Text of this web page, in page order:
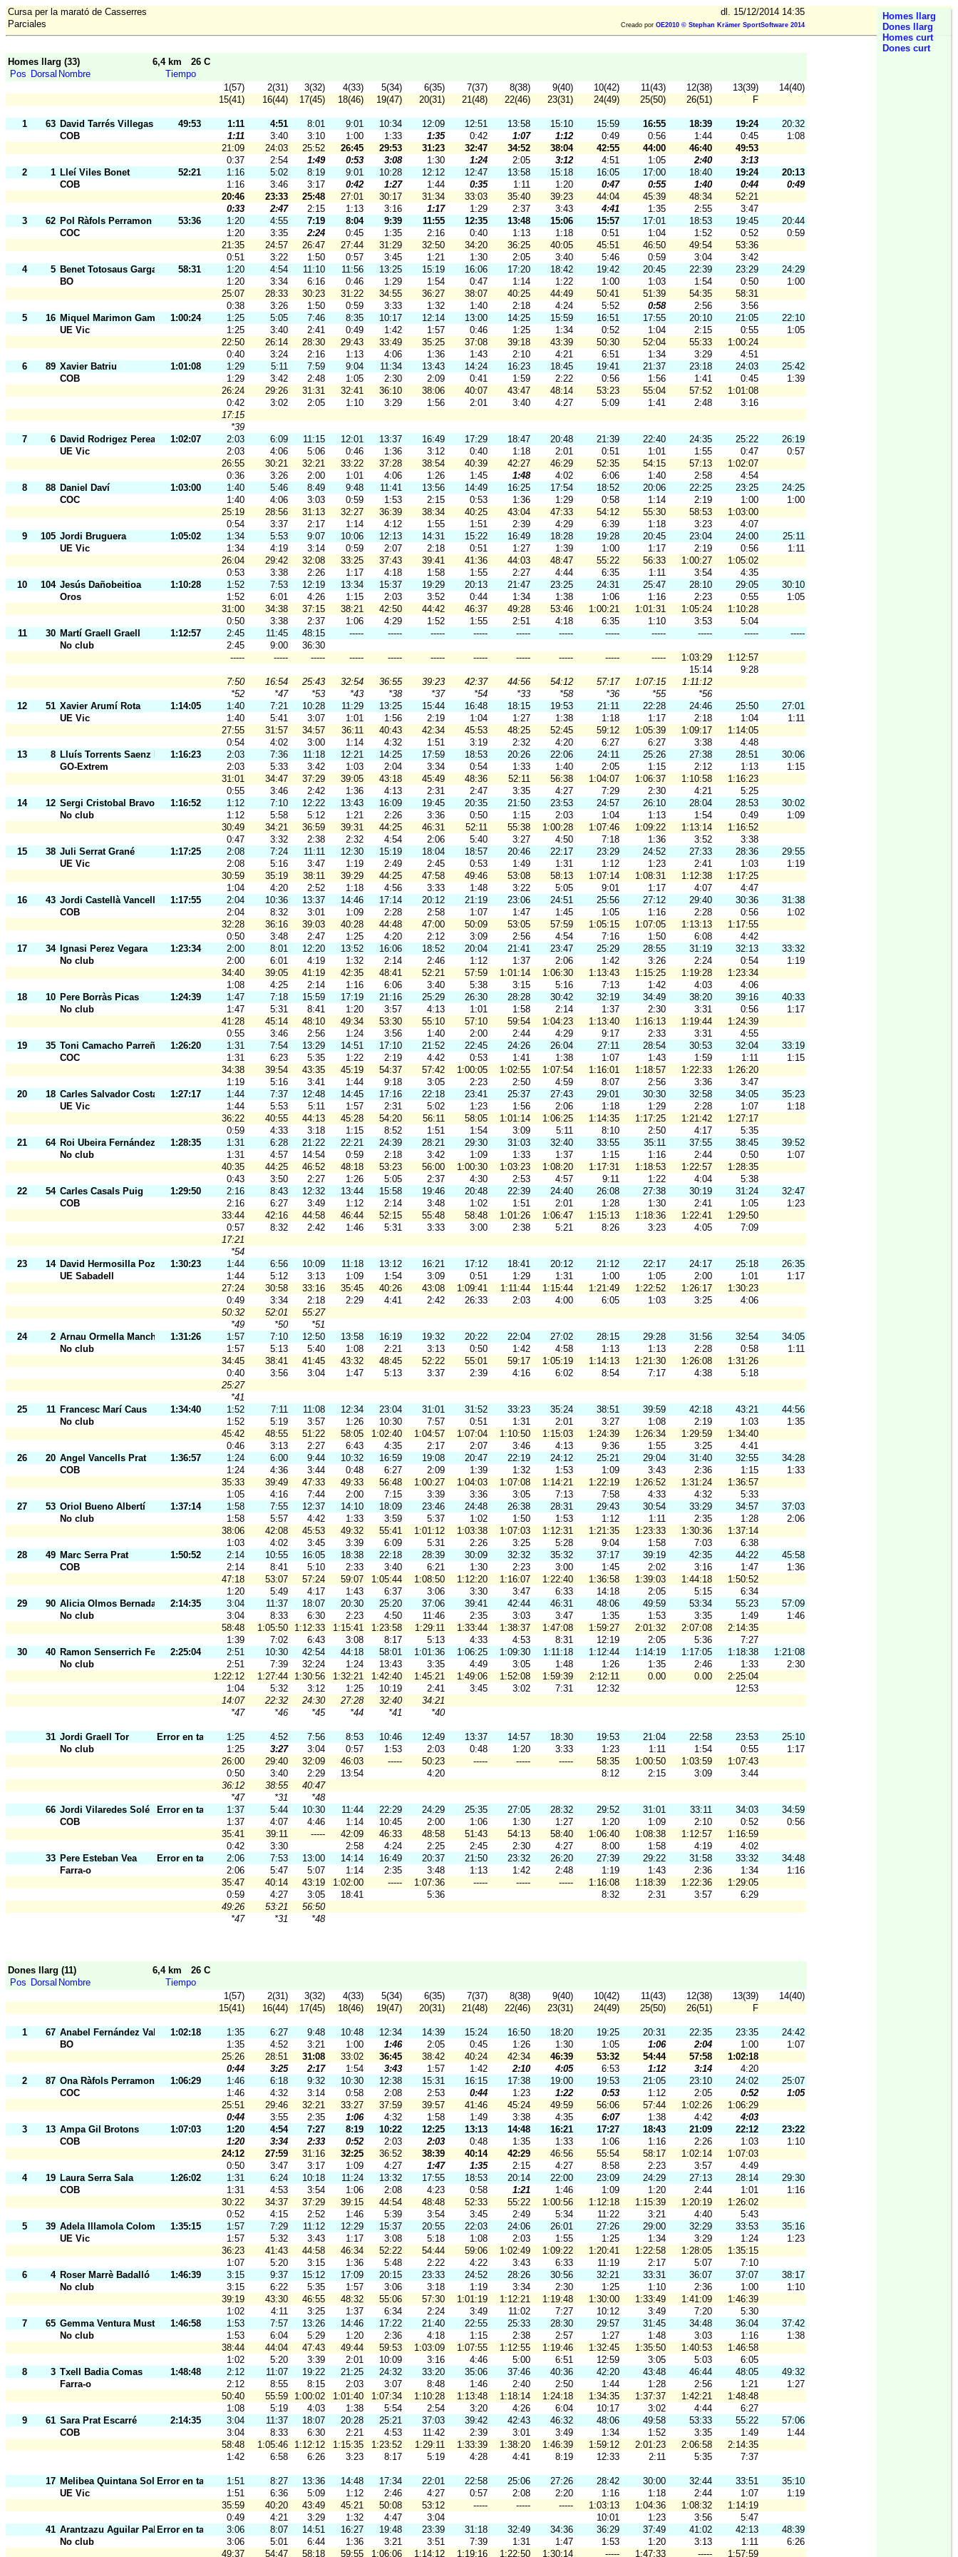
Cursa per la marató de Casserres
dl. 15/12/2014 14:35
Parciales
Creado por OE2010 © Stephan Krämer SportSoftware 2014
Homes llarg (33) 6,4 km
26 C
Pos Dorsal Nombre
Tiempo
1(57)
2(31) 3(32) 4(33) 5(34) 6(35) 7(37) 8(38) 9(40) 10(42) 11(43) 12(38) 13(39)
14(40)
15(41)
16(44) 17(45) 18(46) 19(47) 20(31) 21(48) 22(46) 23(31) 24(49) 25(50) 26(51) F
1 63 David Tarrés Villegas 49:53 1:11 4:51 8:01 9:01 10:34 12:09 12:51 13:58 15:10 15:59 16:55 18:39 19:24
20:32
COB
1:11 3:40 3:10 1:00 1:33 1:35 0:42 1:07 1:12 0:49 0:56 1:44 0:45
1:08
21:09
24:03 25:52 26:45 29:53 31:23 32:47 34:52 38:04 42:55 44:00 46:40
49:53
0:37
2:54 1:49 0:53 3:08 1:30 1:24 2:05 3:12 4:51 1:05 2:40
3:13
2
1 Lleí Viles Bonet 52:21 1:16 5:02 8:19 9:01 10:28 12:12 12:47 13:58 15:18 16:05 17:00 18:40 19:24
20:13
COB
1:16 3:46 3:17 0:42 1:27 1:44 0:35 1:11 1:20 0:47 0:55 1:40 0:44
0:49
20:46
23:33 25:48 27:01 30:17 31:34 33:03 35:40 39:23 44:04 45:39 48:34
52:21
0:33
2:47 2:15 1:13 3:16 1:17 1:29 2:37 3:43 4:41 1:35 2:55
3:47
3
62 Pol Ràfols Perramon 53:36 1:20 4:55 7:19 8:04 9:39 11:55 12:35 13:48 15:06 15:57 17:01 18:53 19:45
20:44
COC
1:20 3:35 2:24 0:45 1:35 2:16 0:40 1:13 1:18 0:51 1:04 1:52 0:52
0:59
21:35
24:57 26:47 27:44 31:29 32:50 34:20 36:25 40:05 45:51 46:50 49:54
53:36
0:51
3:22 1:50 0:57 3:45 1:21 1:30 2:05 3:40 5:46 0:59 3:04
3:42
4
5 Benet Totosaus Gargallo 58:31 1:20 4:54 11:10 11:56 13:25 15:19 16:06 17:20 18:42 19:42 20:45 22:39 23:29
24:29
BO
1:20 3:34 6:16 0:46 1:29 1:54 0:47 1:14 1:22 1:00 1:03 1:54 0:50
1:00
25:07
28:33 30:23 31:22 34:55 36:27 38:07 40:25 44:49 50:41 51:39 54:35
58:31
0:38
3:26 1:50 0:59 3:33 1:32 1:40 2:18 4:24 5:52 0:58 2:56
3:56
5
16 Miquel Marimon Gamell 1:00:24 1:25 5:05 7:46 8:35 10:17 12:14 13:00 14:25 15:59 16:51 17:55 20:10 21:05
22:10
UE Vic
1:25 3:40 2:41 0:49 1:42 1:57 0:46 1:25 1:34 0:52 1:04 2:15 0:55
1:05
22:50
26:14 28:30 29:43 33:49 35:25 37:08 39:18 43:39 50:30 52:04 55:33
1:00:24
0:40
3:24 2:16 1:13 4:06 1:36 1:43 2:10 4:21 6:51 1:34 3:29
4:51
6
89 Xavier Batriu 1:01:08 1:29 5:11 7:59 9:04 11:34 13:43 14:24 16:23 18:45 19:41 21:37 23:18 24:03
25:42
COB
1:29 3:42 2:48 1:05 2:30 2:09 0:41 1:59 2:22 0:56 1:56 1:41 0:45
1:39
26:24
29:26 31:31 32:41 36:10 38:06 40:07 43:47 48:14 53:23 55:04 57:52
1:01:08
0:42
3:02 2:05 1:10 3:29 1:56 2:01 3:40 4:27 5:09 1:41 2:48
3:16
17:15
*39
7
6 David Rodrigez Perea 1:02:07 2:03 6:09 11:15 12:01 13:37 16:49 17:29 18:47 20:48 21:39 22:40 24:35 25:22
26:19
UE Vic
2:03 4:06 5:06 0:46 1:36 3:12 0:40 1:18 2:01 0:51 1:01 1:55 0:47
0:57
26:55
30:21 32:21 33:22 37:28 38:54 40:39 42:27 46:29 52:35 54:15 57:13
1:02:07
0:36
3:26 2:00 1:01 4:06 1:26 1:45 1:48 4:02 6:06 1:40 2:58
4:54
8
88 Daniel Daví 1:03:00 1:40 5:46 8:49 9:48 11:41 13:56 14:49 16:25 17:54 18:52 20:06 22:25 23:25
24:25
COC
1:40 4:06 3:03 0:59 1:53 2:15 0:53 1:36 1:29 0:58 1:14 2:19 1:00
1:00
25:19
28:56 31:13 32:27 36:39 38:34 40:25 43:04 47:33 54:12 55:30 58:53
1:03:00
0:54
3:37 2:17 1:14 4:12 1:55 1:51 2:39 4:29 6:39 1:18 3:23
4:07
9
105 Jordi Bruguera 1:05:02 1:34 5:53 9:07 10:06 12:13 14:31 15:22 16:49 18:28 19:28 20:45 23:04 24:00
25:11
UE Vic
1:34 4:19 3:14 0:59 2:07 2:18 0:51 1:27 1:39 1:00 1:17 2:19 0:56
1:11
26:04
29:42 32:08 33:25 37:43 39:41 41:36 44:03 48:47 55:22 56:33 1:00:27
1:05:02
0:53
3:38 2:26 1:17 4:18 1:58 1:55 2:27 4:44 6:35 1:11 3:54
4:35
10
104 Jesús Dañobeitioa 1:10:28 1:52 7:53 12:19 13:34 15:37 19:29 20:13 21:47 23:25 24:31 25:47 28:10 29:05
30:10
Oros
1:52 6:01 4:26 1:15 2:03 3:52 0:44 1:34 1:38 1:06 1:16 2:23 0:55
1:05
31:00
34:38 37:15 38:21 42:50 44:42 46:37 49:28 53:46 1:00:21 1:01:31 1:05:24
1:10:28
0:50
3:38 2:37 1:06 4:29 1:52 1:55 2:51 4:18 6:35 1:10 3:53
5:04
11
30 Martí Graell Graell 1:12:57 2:45 11:45 48:15 ----- ----- ----- ----- ----- ----- ----- ----- ----- -----
-----
No club
2:45 9:00
36:30
-----
----- ----- ----- ----- ----- ----- ----- ----- ----- ----- 1:03:29
1:12:57
15:14
9:28
7:50
16:54 25:43 32:54 36:55 39:23 42:37 44:56 54:12 57:17 1:07:15
1:11:12
*52
*47 *53 *43 *38 *37 *54 *33 *58 *36 *55
*56
12
51 Xavier Arumí Rota 1:14:05 1:40 7:21 10:28 11:29 13:25 15:44 16:48 18:15 19:53 21:11 22:28 24:46 25:50
27:01
UE Vic
1:40 5:41 3:07 1:01 1:56 2:19 1:04 1:27 1:38 1:18 1:17 2:18 1:04
1:11
27:55
31:57 34:57 36:11 40:43 42:34 45:53 48:25 52:45 59:12 1:05:39 1:09:17
1:14:05
0:54
4:02 3:00 1:14 4:32 1:51 3:19 2:32 4:20 6:27 6:27 3:38
4:48
13
8 Lluís Torrents Saenz De Pablo
1:16:23 2:03 7:36 11:18 12:21 14:25 17:59 18:53 20:26 22:06 24:11 25:26 27:38 28:51
30:06
GO-Extrem
2:03 5:33 3:42 1:03 2:04 3:34 0:54 1:33 1:40 2:05 1:15 2:12 1:13
1:15
31:01
34:47 37:29 39:05 43:18 45:49 48:36 52:11 56:38 1:04:07 1:06:37 1:10:58
1:16:23
0:55
3:46 2:42 1:36 4:13 2:31 2:47 3:35 4:27 7:29 2:30 4:21
5:25
14
12 Sergi Cristobal Bravo 1:16:52 1:12 7:10 12:22 13:43 16:09 19:45 20:35 21:50 23:53 24:57 26:10 28:04 28:53
30:02
No club
1:12 5:58 5:12 1:21 2:26 3:36 0:50 1:15 2:03 1:04 1:13 1:54 0:49
1:09
30:49
34:21 36:59 39:31 44:25 46:31 52:11 55:38 1:00:28 1:07:46 1:09:22 1:13:14
1:16:52
0:47
3:32 2:38 2:32 4:54 2:06 5:40 3:27 4:50 7:18 1:36 3:52
3:38
15
38 Juli Serrat Grané 1:17:25 2:08 7:24 11:11 12:30 15:19 18:04 18:57 20:46 22:17 23:29 24:52 27:33 28:36
29:55
UE Vic
2:08 5:16 3:47 1:19 2:49 2:45 0:53 1:49 1:31 1:12 1:23 2:41 1:03
1:19
30:59
35:19 38:11 39:29 44:25 47:58 49:46 53:08 58:13 1:07:14 1:08:31 1:12:38
1:17:25
1:04
4:20 2:52 1:18 4:56 3:33 1:48 3:22 5:05 9:01 1:17 4:07
4:47
16
43 Jordi Castellà Vancells 1:17:55 2:04 10:36 13:37 14:46 17:14 20:12 21:19 23:06 24:51 25:56 27:12 29:40 30:36
31:38
COB
2:04 8:32 3:01 1:09 2:28 2:58 1:07 1:47 1:45 1:05 1:16 2:28 0:56
1:02
32:28
36:16 39:03 40:28 44:48 47:00 50:09 53:05 57:59 1:05:15 1:07:05 1:13:13
1:17:55
0:50
3:48 2:47 1:25 4:20 2:12 3:09 2:56 4:54 7:16 1:50 6:08
4:42
17
34 Ignasi Perez Vegara 1:23:34 2:00 8:01 12:20 13:52 16:06 18:52 20:04 21:41 23:47 25:29 28:55 31:19 32:13
33:32
No club
2:00 6:01 4:19 1:32 2:14 2:46 1:12 1:37 2:06 1:42 3:26 2:24 0:54
1:19
34:40
39:05 41:19 42:35 48:41 52:21 57:59 1:01:14 1:06:30 1:13:43 1:15:25 1:19:28
1:23:34
1:08
4:25 2:14 1:16 6:06 3:40 5:38 3:15 5:16 7:13 1:42 4:03
4:06
18
10 Pere Borràs Picas 1:24:39 1:47 7:18 15:59 17:19 21:16 25:29 26:30 28:28 30:42 32:19 34:49 38:20 39:16
40:33
No club
1:47 5:31 8:41 1:20 3:57 4:13 1:01 1:58 2:14 1:37 2:30 3:31 0:56
1:17
41:28
45:14 48:10 49:34 53:30 55:10 57:10 59:54 1:04:23 1:13:40 1:16:13 1:19:44
1:24:39
0:55
3:46 2:56 1:24 3:56 1:40 2:00 2:44 4:29 9:17 2:33 3:31
4:55
19
35 Toni Camacho Parreño 1:26:20 1:31 7:54 13:29 14:51 17:10 21:52 22:45 24:26 26:04 27:11 28:54 30:53 32:04
33:19
COC
1:31 6:23 5:35 1:22 2:19 4:42 0:53 1:41 1:38 1:07 1:43 1:59 1:11
1:15
34:38
39:54 43:35 45:19 54:37 57:42 1:00:05 1:02:55 1:07:54 1:16:01 1:18:57 1:22:33
1:26:20
1:19
5:16 3:41 1:44 9:18 3:05 2:23 2:50 4:59 8:07 2:56 3:36
3:47
20
18 Carles Salvador Costa 1:27:17 1:44 7:37 12:48 14:45 17:16 22:18 23:41 25:37 27:43 29:01 30:30 32:58 34:05
35:23
UE Vic
1:44 5:53 5:11 1:57 2:31 5:02 1:23 1:56 2:06 1:18 1:29 2:28 1:07
1:18
36:22
40:55 44:13 45:28 54:20 56:11 58:05 1:01:14 1:06:25 1:14:35 1:17:25 1:21:42
1:27:17
0:59
4:33 3:18 1:15 8:52 1:51 1:54 3:09 5:11 8:10 2:50 4:17
5:35
21
64 Roi Ubeira Fernández 1:28:35 1:31 6:28 21:22 22:21 24:39 28:21 29:30 31:03 32:40 33:55 35:11 37:55 38:45
39:52
No club
1:31 4:57 14:54 0:59 2:18 3:42 1:09 1:33 1:37 1:15 1:16 2:44 0:50
1:07
40:35
44:25 46:52 48:18 53:23 56:00 1:00:30 1:03:23 1:08:20 1:17:31 1:18:53 1:22:57
1:28:35
0:43
3:50 2:27 1:26 5:05 2:37 4:30 2:53 4:57 9:11 1:22 4:04
5:38
22
54 Carles Casals Puig 1:29:50 2:16 8:43 12:32 13:44 15:58 19:46 20:48 22:39 24:40 26:08 27:38 30:19 31:24
32:47
COB
2:16 6:27 3:49 1:12 2:14 3:48 1:02 1:51 2:01 1:28 1:30 2:41 1:05
1:23
33:44
42:16 44:58 46:44 52:15 55:48 58:48 1:01:26 1:06:47 1:15:13 1:18:36 1:22:41
1:29:50
0:57
8:32 2:42 1:46 5:31 3:33 3:00 2:38 5:21 8:26 3:23 4:05
7:09
17:21
*54
23
14 David Hermosilla Pozo 1:30:23 1:44 6:56 10:09 11:18 13:12 16:21 17:12 18:41 20:12 21:12 22:17 24:17 25:18
26:35
UE Sabadell
1:44 5:12 3:13 1:09 1:54 3:09 0:51 1:29 1:31 1:00 1:05 2:00 1:01
1:17
27:24
30:58 33:16 35:45 40:26 43:08 1:09:41 1:11:44 1:15:44 1:21:49 1:22:52 1:26:17
1:30:23
0:49
3:34 2:18 2:29 4:41 2:42 26:33 2:03 4:00 6:05 1:03 3:25
4:06
50:32
52:01
55:27
*49
*50
*51
24
2 Arnau Ormella Mancha 1:31:26 1:57 7:10 12:50 13:58 16:19 19:32 20:22 22:04 27:02 28:15 29:28 31:56 32:54
34:05
No club
1:57 5:13 5:40 1:08 2:21 3:13 0:50 1:42 4:58 1:13 1:13 2:28 0:58
1:11
34:45
38:41 41:45 43:32 48:45 52:22 55:01 59:17 1:05:19 1:14:13 1:21:30 1:26:08
1:31:26
0:40
3:56 3:04 1:47 5:13 3:37 2:39 4:16 6:02 8:54 7:17 4:38
5:18
25:27
*41
25
11 Francesc Marí Caus 1:34:40 1:52 7:11 11:08 12:34 23:04 31:01 31:52 33:23 35:24 38:51 39:59 42:18 43:21
44:56
No club
1:52 5:19 3:57 1:26 10:30 7:57 0:51 1:31 2:01 3:27 1:08 2:19 1:03
1:35
45:42
48:55 51:22 58:05 1:02:40 1:04:57 1:07:04 1:10:50 1:15:03 1:24:39 1:26:34 1:29:59
1:34:40
0:46
3:13 2:27 6:43 4:35 2:17 2:07 3:46 4:13 9:36 1:55 3:25
4:41
26
20 Angel Vancells Prat 1:36:57 1:24 6:00 9:44 10:32 16:59 19:08 20:47 22:19 24:12 25:21 29:04 31:40 32:55
34:28
COB
1:24 4:36 3:44 0:48 6:27 2:09 1:39 1:32 1:53 1:09 3:43 2:36 1:15
1:33
35:33
39:49 47:33 49:33 56:48 1:00:27 1:04:03 1:07:08 1:14:21 1:22:19 1:26:52 1:31:24
1:36:57
1:05
4:16 7:44 2:00 7:15 3:39 3:36 3:05 7:13 7:58 4:33 4:32
5:33
27
53 Oriol Bueno Albertí 1:37:14 1:58 7:55 12:37 14:10 18:09 23:46 24:48 26:38 28:31 29:43 30:54 33:29 34:57
37:03
No club
1:58 5:57 4:42 1:33 3:59 5:37 1:02 1:50 1:53 1:12 1:11 2:35 1:28
2:06
38:06
42:08 45:53 49:32 55:41 1:01:12 1:03:38 1:07:03 1:12:31 1:21:35 1:23:33 1:30:36
1:37:14
1:03
4:02 3:45 3:39 6:09 5:31 2:26 3:25 5:28 9:04 1:58 7:03
6:38
28
49 Marc Serra Prat 1:50:52 2:14 10:55 16:05 18:38 22:18 28:39 30:09 32:32 35:32 37:17 39:19 42:35 44:22
45:58
COB
2:14 8:41 5:10 2:33 3:40 6:21 1:30 2:23 3:00 1:45 2:02 3:16 1:47
1:36
47:18
53:07 57:24 59:07 1:05:44 1:08:50 1:12:20 1:16:07 1:22:40 1:36:58 1:39:03 1:44:18
1:50:52
1:20
5:49 4:17 1:43 6:37 3:06 3:30 3:47 6:33 14:18 2:05 5:15
6:34
29
90 Alicia Olmos Bernadas 2:14:35 3:04 11:37 18:07 20:30 25:20 37:06 39:41 42:44 46:31 48:06 49:59 53:34 55:23
57:09
No club
3:04 8:33 6:30 2:23 4:50 11:46 2:35 3:03 3:47 1:35 1:53 3:35 1:49
1:46
58:48
1:05:50 1:12:33 1:15:41 1:23:58 1:29:11 1:33:44 1:38:37 1:47:08 1:59:27 2:01:32 2:07:08
2:14:35
1:39
7:02 6:43 3:08 8:17 5:13 4:33 4:53 8:31 12:19 2:05 5:36
7:27
30
40 Ramon Senserrich Feixes2:25:04 2:51 10:30 42:54 44:18 58:01 1:01:36 1:06:25 1:09:30 1:11:18 1:12:44 1:14:19 1:17:05 1:18:38
1:21:08
No club
2:51 7:39 32:24 1:24 13:43 3:35 4:49 3:05 1:48 1:26 1:35 2:46 1:33
2:30
1:22:12
1:27:44 1:30:56 1:32:21 1:42:40 1:45:21 1:49:06 1:52:08 1:59:39 2:12:11 0.00 0.00
2:25:04
1:04
5:32 3:12 1:25 10:19 2:41 3:45 3:02 7:31 12:32
12:53
14:07
22:32 24:30 27:28 32:40
34:21
*47
*46 *45 *44 *41 *40
31 Jordi Graell Tor Error en tarj. 1:25 4:52 7:56 8:53 10:46 12:49 13:37 14:57 18:30 19:53 21:04 22:58 23:53
25:10
No club
1:25 3:27 3:04 0:57 1:53 2:03 0:48 1:20 3:33 1:23 1:11 1:54 0:55
1:17
26:00
29:40 32:09 46:03 ----- 50:23 ----- ----- ----- 58:35 1:00:50 1:03:59
1:07:43
0:50
3:40 2:29 13:54 4:20 8:12 2:15 3:09
3:44
36:12
38:55
40:47
*47
*31
*48
66 Jordi Vilaredes Solé Error en tarj. 1:37 5:44 10:30 11:44 22:29 24:29 25:35 27:05 28:32 29:52 31:01 33:11 34:03
34:59
COB
1:37 4:07 4:46 1:14 10:45 2:00 1:06 1:30 1:27 1:20 1:09 2:10 0:52
0:56
35:41
39:11 ----- 42:09 46:33 48:58 51:43 54:13 58:40 1:06:40 1:08:38 1:12:57
1:16:59
0:42
3:30 2:58 4:24 2:25 2:45 2:30 4:27 8:00 1:58 4:19
4:02
33 Pere Esteban Vea Error en tarj. 2:06 7:53 13:00 14:14 16:49 20:37 21:50 23:32 26:20 27:39 29:22 31:58 33:32
34:48
Farra-o
2:06 5:47 5:07 1:14 2:35 3:48 1:13 1:42 2:48 1:19 1:43 2:36 1:34
1:16
35:47
40:14 43:19 1:02:00 ----- 1:07:36 ----- ----- ----- 1:16:08 1:18:39 1:22:36
1:29:05
0:59
4:27 3:05 18:41 5:36 8:32 2:31 3:57
6:29
49:26
53:21
56:50
*47
*31 *48
Dones llarg (11) 6,4 km
26 C
Pos Dorsal Nombre
Tiempo
1(57)
2(31) 3(32) 4(33) 5(34) 6(35) 7(37) 8(38) 9(40) 10(42) 11(43) 12(38) 13(39)
14(40)
15(41)
16(44) 17(45) 18(46) 19(47) 20(31) 21(48) 22(46) 23(31) 24(49) 25(50) 26(51) F
1 67 Anabel Fernández Valledor1:02:18 1:35 6:27 9:48 10:48 12:34 14:39 15:24 16:50 18:20 19:25 20:31 22:35 23:35
24:42
BO
1:35 4:52 3:21 1:00 1:46 2:05 0:45 1:26 1:30 1:05 1:06 2:04 1:00
1:07
25:26
28:51 31:08 33:02 36:45 38:42 40:24 42:34 46:39 53:32 54:44 57:58
1:02:18
0:44
3:25 2:17 1:54 3:43 1:57 1:42 2:10 4:05 6:53 1:12 3:14
4:20
2
87 Ona Ràfols Perramon 1:06:29 1:46 6:18 9:32 10:30 12:38 15:31 16:15 17:38 19:00 19:53 21:05 23:10 24:02
25:07
COC
1:46 4:32 3:14 0:58 2:08 2:53 0:44 1:23 1:22 0:53 1:12 2:05 0:52
1:05
25:51
29:46 32:21 33:27 37:59 39:57 41:46 45:24 49:59 56:06 57:44 1:02:26
1:06:29
0:44
3:55 2:35 1:06 4:32 1:58 1:49 3:38 4:35 6:07 1:38 4:42
4:03
3
13 Ampa Gil Brotons 1:07:03 1:20 4:54 7:27 8:19 10:22 12:25 13:13 14:48 16:21 17:27 18:43 21:09 22:12
23:22
COB
1:20 3:34 2:33 0:52 2:03 2:03 0:48 1:35 1:33 1:06 1:16 2:26 1:03
1:10
24:12
27:59 31:16 32:25 36:52 38:39 40:14 42:29 46:56 55:54 58:17 1:02:14
1:07:03
0:50
3:47 3:17 1:09 4:27 1:47 1:35 2:15 4:27 8:58 2:23 3:57
4:49
4
19 Laura Serra Sala 1:26:02 1:31 6:24 10:18 11:24 13:32 17:55 18:53 20:14 22:00 23:09 24:29 27:13 28:14
29:30
COB
1:31 4:53 3:54 1:06 2:08 4:23 0:58 1:21 1:46 1:09 1:20 2:44 1:01
1:16
30:22
34:37 37:29 39:15 44:54 48:48 52:33 55:22 1:00:56 1:12:18 1:15:39 1:20:19
1:26:02
0:52
4:15 2:52 1:46 5:39 3:54 3:45 2:49 5:34 11:22 3:21 4:40
5:43
5
39 Adela Illamola Colomé 1:35:15 1:57 7:29 11:12 12:29 15:37 20:55 22:03 24:06 26:01 27:26 29:00 32:29 33:53
35:16
UE Vic
1:57 5:32 3:43 1:17 3:08 5:18 1:08 2:03 1:55 1:25 1:34 3:29 1:24
1:23
36:23
41:43 44:58 46:34 52:22 54:44 59:06 1:02:49 1:09:22 1:20:41 1:22:58 1:28:05
1:35:15
1:07
5:20 3:15 1:36 5:48 2:22 4:22 3:43 6:33 11:19 2:17 5:07
7:10
6
4 Roser Marrè Badalló 1:46:39 3:15 9:37 15:12 17:09 20:15 23:33 24:52 28:26 30:56 32:21 33:31 36:07 37:07
38:17
No club
3:15 6:22 5:35 1:57 3:06 3:18 1:19 3:34 2:30 1:25 1:10 2:36 1:00
1:10
39:19
43:30 46:55 48:32 55:06 57:30 1:01:19 1:12:21 1:19:48 1:30:00 1:33:49 1:41:09
1:46:39
1:02
4:11 3:25 1:37 6:34 2:24 3:49 11:02 7:27 10:12 3:49 7:20
5:30
7
65 Gemma Ventura Mustienes1:46:58 1:53 7:57 13:26 14:46 17:22 21:40 22:55 25:33 28:30 29:57 31:45 34:48 36:04
37:42
No club
1:53 6:04 5:29 1:20 2:36 4:18 1:15 2:38 2:57 1:27 1:48 3:03 1:16
1:38
38:44
44:04 47:43 49:44 59:53 1:03:09 1:07:55 1:12:55 1:19:46 1:32:45 1:35:50 1:40:53
1:46:58
1:02
5:20 3:39 2:01 10:09 3:16 4:46 5:00 6:51 12:59 3:05 5:03
6:05
8
3 Txell Badia Comas 1:48:48 2:12 11:07 19:22 21:25 24:32 33:20 35:06 37:46 40:36 42:20 43:48 46:44 48:05
49:32
Farra-o
2:12 8:55 8:15 2:03 3:07 8:48 1:46 2:40 2:50 1:44 1:28 2:56 1:21
1:27
50:40
55:59 1:00:02 1:01:40 1:07:34 1:10:28 1:13:48 1:18:14 1:24:18 1:34:35 1:37:37 1:42:21
1:48:48
1:08
5:19 4:03 1:38 5:54 2:54 3:20 4:26 6:04 10:17 3:02 4:44
6:27
9
61 Sara Prat Escarré 2:14:35 3:04 11:37 18:07 20:28 25:21 37:03 39:42 42:43 46:32 48:06 49:58 53:33 55:22
57:06
COB
3:04 8:33 6:30 2:21 4:53 11:42 2:39 3:01 3:49 1:34 1:52 3:35 1:49
1:44
58:48
1:05:46 1:12:12 1:15:35 1:23:52 1:29:11 1:33:39 1:38:20 1:46:39 1:59:12 2:01:23 2:06:58
2:14:35
1:42
6:58 6:26 3:23 8:17 5:19 4:28 4:41 8:19 12:33 2:11 5:35 7:37
17 Melibea Quintana SolàError en tarj. 1:51 8:27 13:36 14:48 17:34 22:01 22:58 25:06 27:26 28:42 30:00 32:44 33:51
35:10
UE Vic
1:51 6:36 5:09 1:12 2:46 4:27 0:57 2:08 2:20 1:16 1:18 2:44 1:07
1:19
35:59
40:20 43:49 45:21 50:08 53:12 ----- ----- ----- 1:03:13 1:04:36 1:08:32
1:14:19
0:49
4:21 3:29 1:32 4:47 3:04 10:01 1:23 3:56
5:47
41 Arantzazu Aguilar PalaciosError en tarj. 3:06 8:07 14:51 16:27 19:48 23:39 31:18 32:49 34:36 36:29 37:49 41:02 42:13
48:39
No club
3:06 5:01 6:44 1:36 3:21 3:51 7:39 1:31 1:47 1:53 1:20 3:13 1:11
6:26
49:37
54:47 58:18 59:55 1:06:06 1:14:12 1:19:16 1:22:50 1:30:14 ----- 1:47:33 ----- 1:57:59
Homes llarg
Dones llarg
Homes curt
Dones curt